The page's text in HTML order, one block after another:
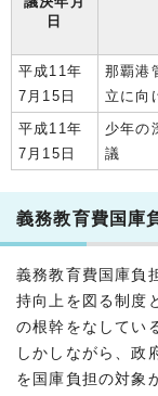
日
平成11年
7月15日
那覇港
立に向
平成11年
7月15日
少年の
議
義務教育費国庫
義務教育費国庫負
持向上を図る制度
の根幹をなしてい
しかしながら、政
を国庫負担の対象